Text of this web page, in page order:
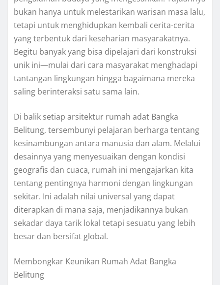
bukan hanya untuk melestarikan warisan masa lalu,
tetapi untuk menghidupkan kembali cerita-cerita
yang terbentuk dari keseharian masyarakatnya.
Begitu banyak yang bisa dipelajari dari konstruksi
unik ini—mulai dari cara masyarakat menghadapi
tantangan lingkungan hingga bagaimana mereka
saling berinteraksi satu sama lain.
Di balik setiap arsitektur rumah adat Bangka
Belitung, tersembunyi pelajaran berharga tentang
kesinambungan antara manusia dan alam. Melalui
desainnya yang menyesuaikan dengan kondisi
geografis dan cuaca, rumah ini mengajarkan kita
tentang pentingnya harmoni dengan lingkungan
sekitar. Ini adalah nilai universal yang dapat
diterapkan di mana saja, menjadikannya bukan
sekadar daya tarik lokal tetapi sesuatu yang lebih
besar dan bersifat global.
Membongkar Keunikan Rumah Adat Bangka
Belitung